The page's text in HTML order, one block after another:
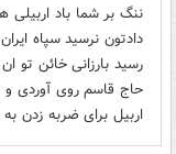
ننگ بر شما باد اربیلی
دادتون نرسید سپاه
رسید بارزانی خائن تو
حاج قاسم روی آوردی و
اربیل برای ضربه زدن